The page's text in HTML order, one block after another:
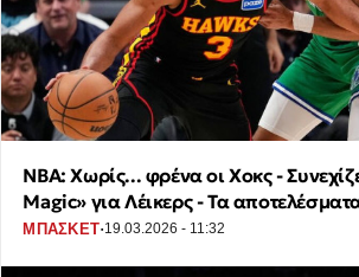
NBA: Χωρίς... φρένα οι Χοκς -
Magic» για Λέικερς - Τα
ΜΠΑΣΚΕΤ·19.03.2026 - 11:32